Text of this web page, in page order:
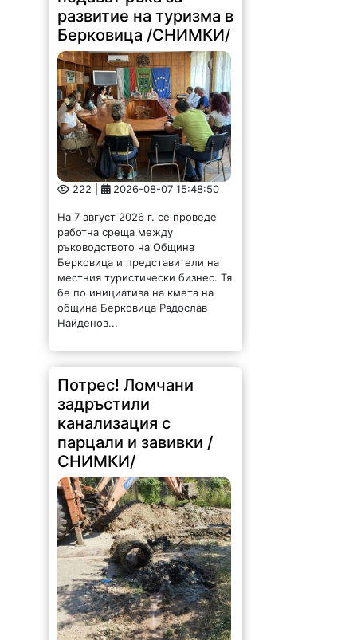
развитие на туризма в
Берковица /СНИМКИ/
222 | 2026-08-07 15:48:50
На 7 август 2026 г. се проведе
работна среща между
ръководството на Община
Берковица и представители на
местния туристически бизнес. Тя
бе по инициатива на кмета на
община Берковица Радослав
Найденов...
Потрес! Ломчани
задръстили
канализация с
парцали и завивки /
СНИМКИ/